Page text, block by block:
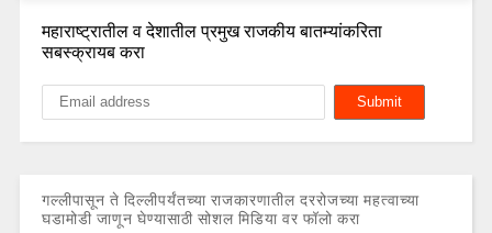
महाराष्ट्रातील व देशातील प्रमुख राजकीय बातम्यांकरिता
सबस्क्रायब करा
गल्लीपासून ते दिल्लीपर्यंतच्या राजकारणातील दररोजच्या महत्वाच्या
घडामोडी जाणून घेण्यासाठी सोशल मिडिया वर फॉलो करा